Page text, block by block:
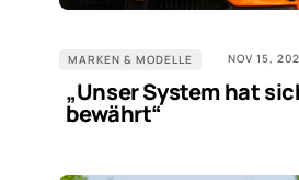
MARKEN & MODELLE NOV 15,
„Unser System hat
bewährt“